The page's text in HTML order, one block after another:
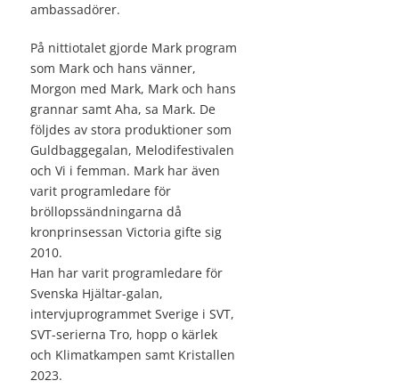
ambassadörer.
På nittiotalet gjorde Mark program
som Mark och hans vänner,
Morgon med Mark, Mark och hans
grannar samt Aha, sa Mark. De
följdes av stora produktioner som
Guldbaggegalan, Melodifestivalen
och Vi i femman. Mark har även
varit programledare för
bröllopssändningarna då
kronprinsessan Victoria gifte sig
2010.
Han har varit programledare för
Svenska Hjältar-galan,
intervjuprogrammet Sverige i SVT,
SVT-serierna Tro, hopp o kärlek
och Klimatkampen samt Kristallen
2023.